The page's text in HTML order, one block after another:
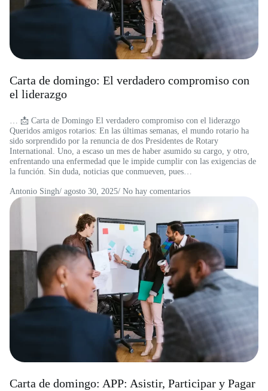
Carta de domingo: El verdadero compromiso con
el liderazgo
… 📩 Carta de Domingo El verdadero compromiso con el liderazgo
Queridos amigos rotarios: En las últimas semanas, el mundo rotario ha
sido sorprendido por la renuncia de dos Presidentes de Rotary
International. Uno, a escaso un mes de haber asumido su cargo, y otro,
enfrentando una enfermedad que le impide cumplir con las exigencias de
la función. Sin duda, noticias que conmueven, pues…
Antonio Singh/ agosto 30, 2025/ No hay comentarios
Carta de domingo: APP: Asistir, Participar y Pagar